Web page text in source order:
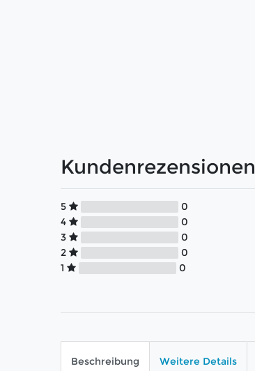
Kundenrezensionen
5
0
4
0
3
0
2
0
1
0
Beschreibung Weitere Details